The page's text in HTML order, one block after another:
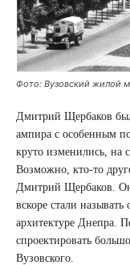
Фото: Вузовский жилой
Дмитрий Щербаков
ампира с особенным
круто изменились, на
Возможно, кто-то
Дмитрий Щербаков. Он
вскоре стали
архитектуре Днепра.
спроектировать
Вузовского.